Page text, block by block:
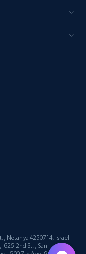
Netanya 4250714, Israel
625 2nd St., San